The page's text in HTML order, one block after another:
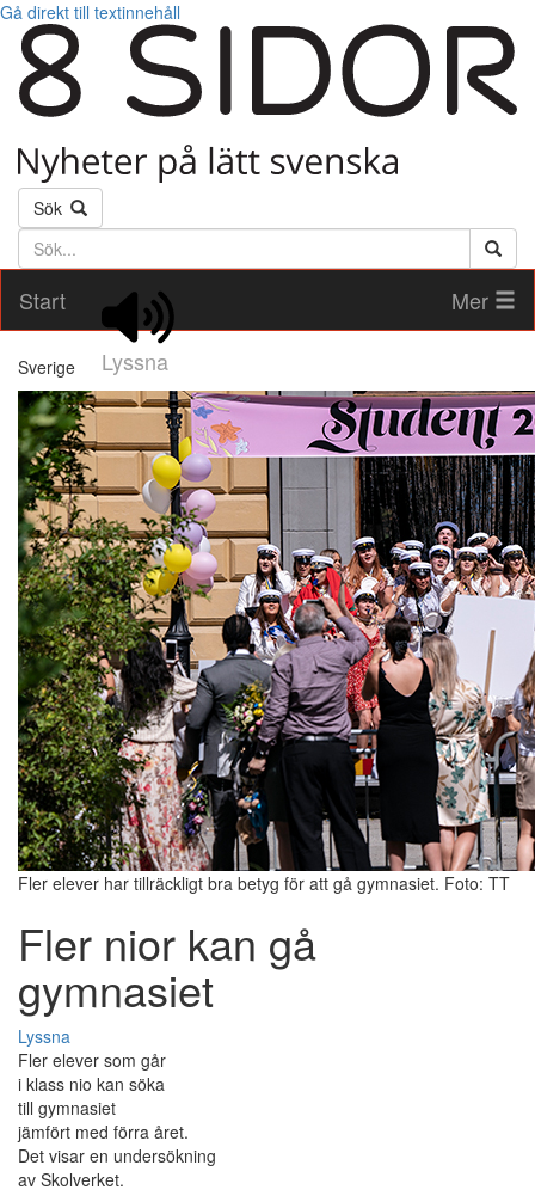
Gå direkt till textinnehåll
Sök
Söktext
Start
Lyssna
Mer
Sverige
Fler elever har tillräckligt bra betyg för att gå gymnasiet. Foto: TT
Fler nior kan gå
gymnasiet
Lyssna
Fler elever som går
i klass nio kan söka
till gymnasiet
jämfört med förra året.
Det visar en undersökning
av Skolverket.